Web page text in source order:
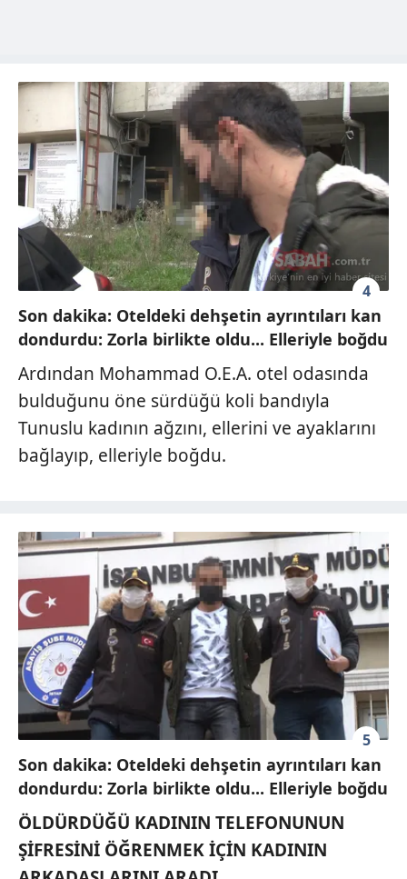
4
Son dakika: Oteldeki dehşetin ayrıntıları kan
dondurdu: Zorla birlikte oldu... Elleriyle boğdu
Ardından Mohammad O.E.A. otel odasında
bulduğunu öne sürdüğü koli bandıyla
Tunuslu kadının ağzını, ellerini ve ayaklarını
bağlayıp, elleriyle boğdu.
5
Son dakika: Oteldeki dehşetin ayrıntıları kan
dondurdu: Zorla birlikte oldu... Elleriyle boğdu
ÖLDÜRDÜĞÜ KADININ TELEFONUNUN
ŞİFRESİNİ ÖĞRENMEK İÇİN KADININ